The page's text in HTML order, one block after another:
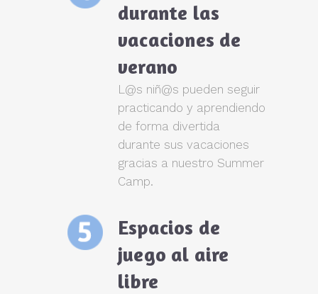
durante las
vacaciones de
verano
L@s niñ@s pueden seguir
practicando y aprendiendo
de forma divertida
durante sus vacaciones
gracias a nuestro Summer
Camp.
Espacios de
juego al aire
libre